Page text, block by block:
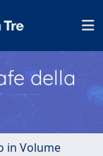
della
in Volume